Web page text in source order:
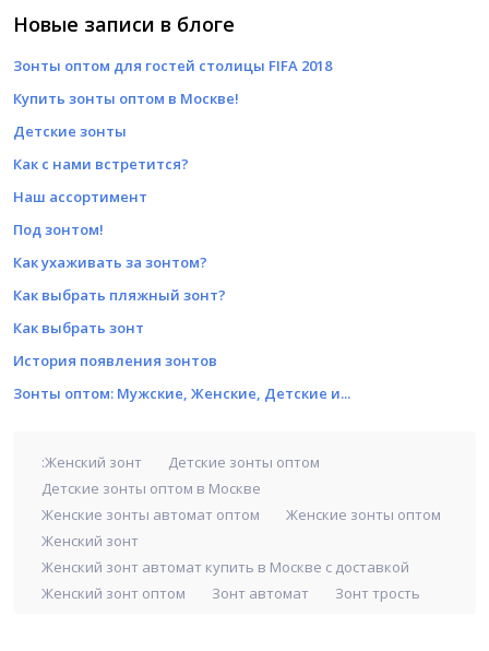
Новые записи в блоге
Зонты оптом для гостей столицы FIFA 2018
Купить зонты оптом в Москве!
Детские зонты
Как с нами встретится?
Наш ассортимент
Под зонтом!
Как ухаживать за зонтом?
Как выбрать пляжный зонт?
Как выбрать зонт
История появления зонтов
Зонты оптом: Мужские, Женские, Детские и...
:Женский зонт
Детские зонты оптом
Детские зонты оптом в Москве
Женские зонты автомат оптом
Женские зонты оптом
Женский зонт
Женский зонт автомат купить в Москве с доставкой
Женский зонт оптом
Зонт автомат
Зонт трость